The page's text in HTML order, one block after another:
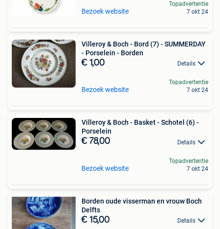
Bezoek website
Topadvertentie
7 okt 24
Villeroy & Boch - Bord (7) - SUMMERDAY
- Porselein - Borden
€ 1,00 Details
Bezoek website
Topadvertentie
7 okt 24
Villeroy & Boch - Basket - Schotel (6) -
Porselein
€ 78,00 Details
Bezoek website
Topadvertentie
7 okt 24
Borden oude visserman en vrouw Boch
Delfts
€ 15,00 Details